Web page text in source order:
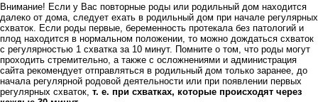
Внимание! Если у Вас повторные роды или родильный дом находится
далеко от дома, следует ехать в родильный дом при начале регулярных
схваток. Если роды первые, беременность протекала без патологий и
плод находится в нормальном положении, то можно дождаться схваток
с регулярностью 1 схватка за 10 минут. Помните о том, что роды могут
проходить стремительно, а также с осложнениями и администрация
сайта рекомендует отправляться в родильный дом только заранее, до
начала регулярной родовой деятельности или при появлении первых
регулярных схваток, т. е. при схватках, которые происходят через